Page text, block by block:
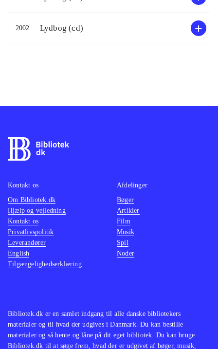
2002 Lydbog (cd)
Bibliotek.dk er en samlet indgang til alle danske bibliotekers
materialer og til hvad der udgives i Danmark. Du kan bestille
materialer og så hente og låne på dit eget bibliotek. Du kan bruge
Bibliotek.dk til at søge frem, hvad der er udgivet af bøger, musik,
Kontakt os
Om Bibliotek.dk
Hjælp og vejledning
Kontakt os
Privatlivspolitik
Leverandører
English
Tilgængelighedserklæring
Afdelinger
Bøger
Artikler
Film
Musik
Spil
Noder